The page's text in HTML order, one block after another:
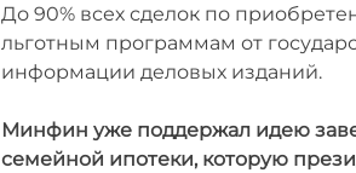
До 90% всех сделок по
льготным программам от
информации деловых изданий.
Минфин уже поддержал идею
семейной ипотеки, которую